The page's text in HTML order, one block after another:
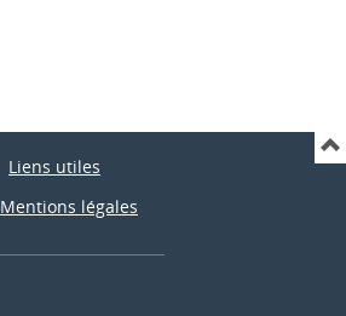
Liens utiles
Mentions légales